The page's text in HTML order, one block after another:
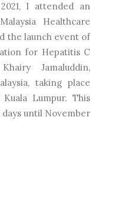
I attended an
Healthcare
the launch event of
for Hepatitis C
Jamaluddin,
taking place
Lumpur. This
until November